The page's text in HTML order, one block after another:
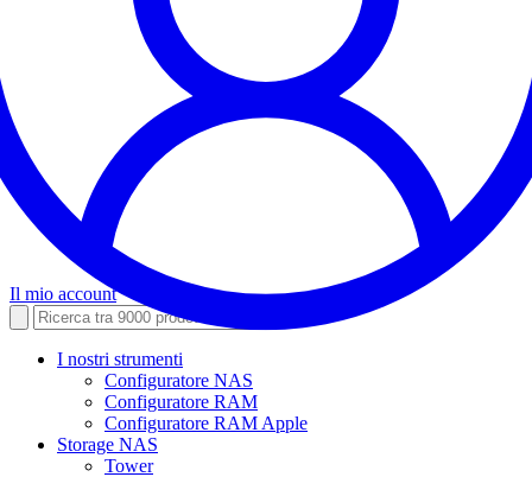
Il mio account
I nostri strumenti
Configuratore NAS
Configuratore RAM
Configuratore RAM Apple
Storage NAS
Tower